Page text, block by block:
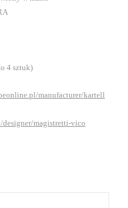
4 sztuk)
manufacturer/kartell
magistretti-vico